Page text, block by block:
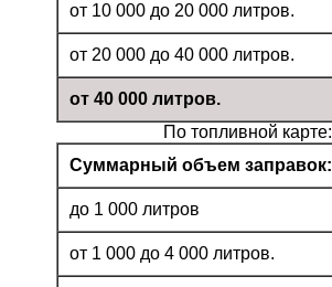
от 10 000 до 20 000 литров.
от 20 000 до 40 000 литров.
от 40 000 литров.
По топливной карте:
Суммарный объем заправок:
до 1 000 литров
от 1 000 до 4 000 литров.